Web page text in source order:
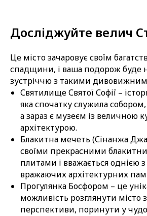
Досліджуйте велич
Це місто зачаровує своїм
спадщини, і ваша подорож буде
зустріччю з такими
Святилище Святої Софії –
яка спочатку служила
а зараз є музеєм із величною
архітектурою.
Блакитна мечеть (Сінанжа
своїми прекрасними
плитами і вважається однією
вражаючих архітектурних
Прогулянка Босфором – це
можливість розглянути місто
перспективи, поринути у